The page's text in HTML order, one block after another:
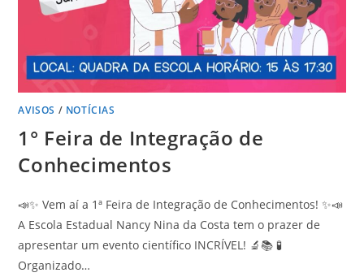
AVISOS / NOTÍCIAS
1° Feira de Integração de
Conhecimentos
📣✨ Vem aí a 1ª Feira de Integração de Conhecimentos! ✨📣
A Escola Estadual Nancy Nina da Costa tem o prazer de
apresentar um evento científico INCRÍVEL! 🔬📚 🧪
Organizado…